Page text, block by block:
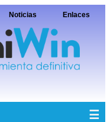
Enlaces
Noticias
☰